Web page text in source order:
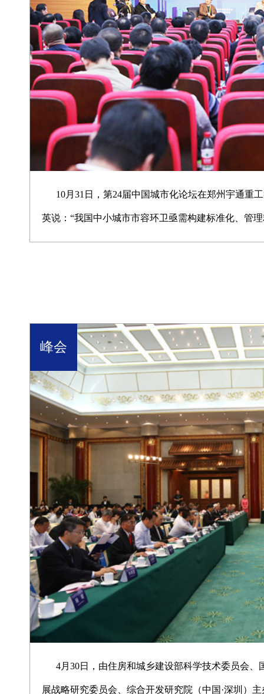
建和小城镇建设工作取得的成绩给予了高度赞扬。
和难点，深入社区一线开展调查研究，力争从实践
为德州市委、市政府全面推进两区同建、建设生态文
10月31日，第24届中国城市化论坛在郑州宇通重
英说：“我国中小城市市容环卫亟需构建标准化、管
仅是每个市民所希望的，而且能够折射出一个城市的
峰会
4月30日，由住房和城乡建设部科学技术委员会
展战略研究委员会、综合开发研究院（中国·深圳）